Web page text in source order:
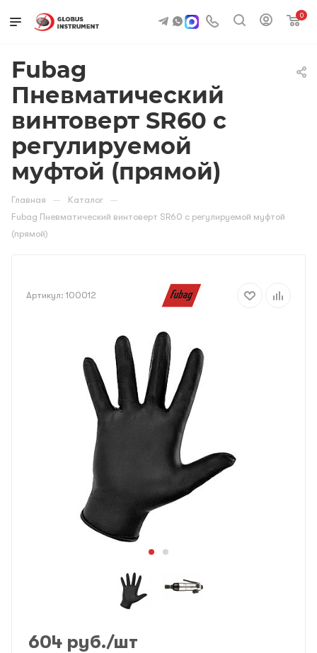
0
Fubag
Пневматический
винтоверт SR60 с
регулируемой
муфтой (прямой)
Главная — Каталог —
Fubag Пневматический винтоверт SR60 с регулируемой муфтой
(прямой)
Артикул: 100012
604 руб./шт